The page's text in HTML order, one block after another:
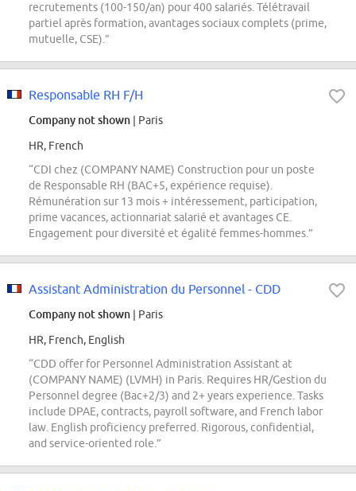
recrutements (100-150/an) pour 400 salariés. Télétravail
partiel après formation, avantages sociaux complets (prime,
mutuelle, CSE).”
Responsable RH F/H
Company not shown | Paris
HR, French
“CDI chez (COMPANY NAME) Construction pour un poste
de Responsable RH (BAC+5, expérience requise).
Rémunération sur 13 mois + intéressement, participation,
prime vacances, actionnariat salarié et avantages CE.
Engagement pour diversité et égalité femmes-hommes.”
Assistant Administration du Personnel - CDD
Company not shown | Paris
HR, French, English
“CDD offer for Personnel Administration Assistant at
(COMPANY NAME) (LVMH) in Paris. Requires HR/Gestion du
Personnel degree (Bac+2/3) and 2+ years experience. Tasks
include DPAE, contracts, payroll software, and French labor
law. English proficiency preferred. Rigorous, confidential,
and service-oriented role.”